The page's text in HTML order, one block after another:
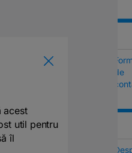
de
acest
util pentru
îl